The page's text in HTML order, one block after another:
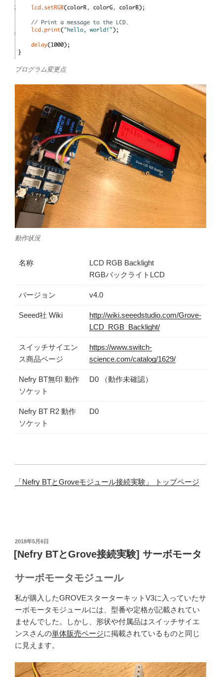
プログラム変更点
動作状況
名称
LCD RGB Backlight
RGBバックライトLCD
バージョン v4.0
Seeed社 Wiki
http://wiki.seeedstudio.com/Grove-
LCD_RGB_Backlight/
スイッチサイエン
ス商品ページ
https://www.switch-
science.com/catalog/1629/
Nefry BT無印 動作
ソケット
D0 （動作未確認）
Nefry BT R2 動作
ソケット
D0
「Nefry BTとGroveモジュール接続実験」 トップページ
投
稿
日:
2018年5月6日
[Nefry BTとGrove接続実験] サーボモータ
サーボモータモジュール
私が購入したGROVEスターターキットV3に入っていたサ
ーボモータモジュールには、型番や定格が記載されてい
ませんでした。しかし、形状や付属品はスイッチサイエ
ンスさんの単体販売ページに掲載されているものと同じ
に見えます。